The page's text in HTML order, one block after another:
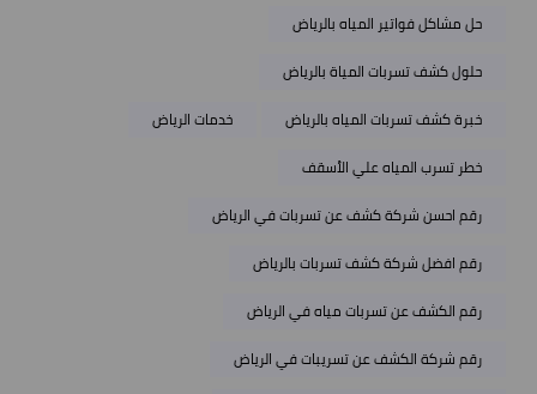
حل مشاكل فواتير المياه بالرياض
حلول كشف تسربات المياة بالرياض
خبرة كشف تسربات المياه بالرياض
خدمات الرياض
خطر تسرب المياه علي الأسقف
رقم احسن شركة كشف عن تسربات في الرياض
رقم افضل شركة كشف تسربات بالرياض
رقم الكشف عن تسربات مياه في الرياض
رقم شركة الكشف عن تسريبات في الرياض